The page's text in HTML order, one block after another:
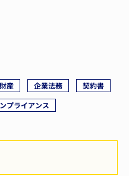
産 企業法務
契約書
プライアンス